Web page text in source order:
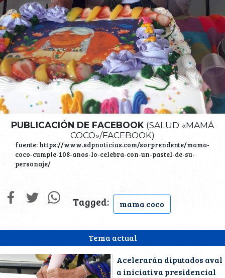
Tema actual
Acelerarán diputados aval
a iniciativa presidencial
PUBLICACIÓN DE FACEBOOK (SALUD «MAMÁ
COCO»/FACEBOOK)
fuente: https://www.sdpnoticias.com/sorprendente/mama-
coco-cumple-108-anos-lo-celebra-con-un-pastel-de-su-
personaje/
Tagged: mama coco